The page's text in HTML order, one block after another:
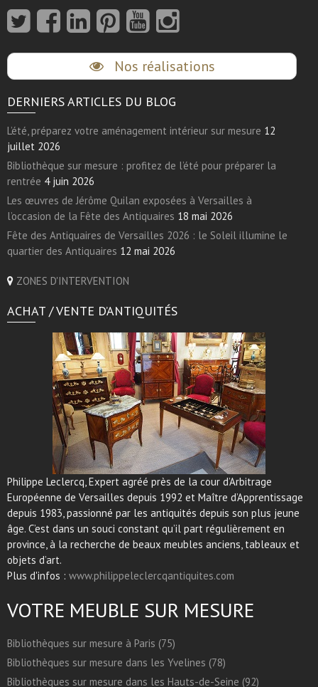
Nos réalisations
DERNIERS ARTICLES DU BLOG
L’été, préparez votre aménagement intérieur sur mesure 12
juillet 2026
Bibliothèque sur mesure : profitez de l’été pour préparer la
rentrée 4 juin 2026
Les œuvres de Jérôme Quilan exposées à Versailles à
l’occasion de la Fête des Antiquaires 18 mai 2026
Fête des Antiquaires de Versailles 2026 : le Soleil illumine le
quartier des Antiquaires 12 mai 2026
ZONES D'INTERVENTION
ACHAT / VENTE D’ANTIQUITÉS
Philippe Leclercq, Expert agréé près de la cour d’Arbitrage
Européenne de Versailles depuis 1992 et Maître d’Apprentissage
depuis 1983, passionné par les antiquités depuis son plus jeune
âge. C’est dans un souci constant qu’il part régulièrement en
province, à la recherche de beaux meubles anciens, tableaux et
objets d’art.
Plus d'infos : www.philippeleclercqantiquites.com
VOTRE MEUBLE SUR MESURE
Bibliothèques sur mesure à Paris (75)
Bibliothèques sur mesure dans les Yvelines (78)
Bibliothèques sur mesure dans les Hauts-de-Seine (92)